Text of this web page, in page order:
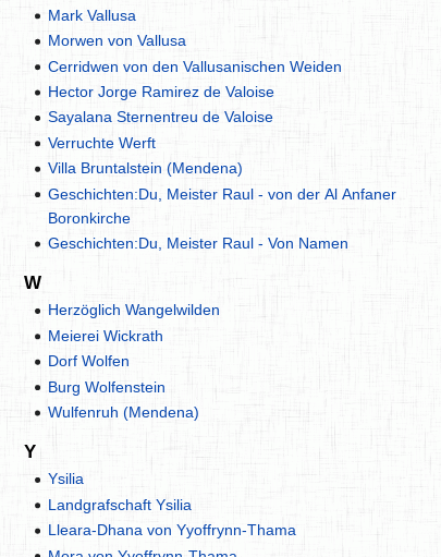
Mark Vallusa
Morwen von Vallusa
Cerridwen von den Vallusanischen Weiden
Hector Jorge Ramirez de Valoise
Sayalana Sternentreu de Valoise
Verruchte Werft
Villa Bruntalstein (Mendena)
Geschichten:Du, Meister Raul - von der Al Anfaner
Boronkirche
Geschichten:Du, Meister Raul - Von Namen
W
Herzöglich Wangelwilden
Meierei Wickrath
Dorf Wolfen
Burg Wolfenstein
Wulfenruh (Mendena)
Y
Ysilia
Landgrafschaft Ysilia
Lleara-Dhana von Yyoffrynn-Thama